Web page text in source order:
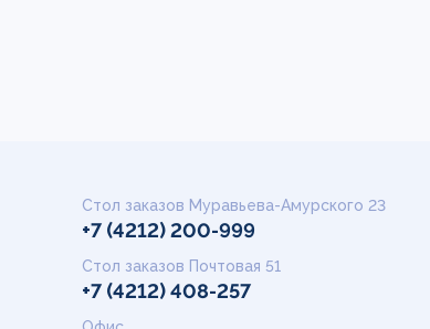
Стол заказов Муравьева-Амурского 23
+7 (4212) 200-999
Стол заказов Почтовая 51
+7 (4212) 408-257